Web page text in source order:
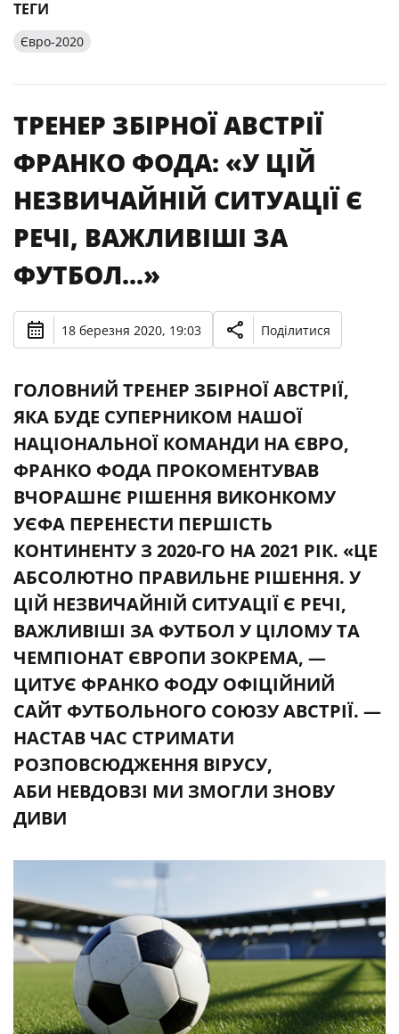
ТЕГИ
Євро-2020
ТРЕНЕР ЗБІРНОЇ АВСТРІЇ
ФРАНКО ФОДА: «У ЦІЙ
НЕЗВИЧАЙНІЙ СИТУАЦІЇ Є
РЕЧІ, ВАЖЛИВІШІ ЗА
ФУТБОЛ...»
18 березня 2020, 19:03 Поділитися
ГОЛОВНИЙ ТРЕНЕР ЗБІРНОЇ АВСТРІЇ,
ЯКА БУДЕ СУПЕРНИКОМ НАШОЇ
НАЦІОНАЛЬНОЇ КОМАНДИ НА ЄВРО,
ФРАНКО ФОДА ПРОКОМЕНТУВАВ
ВЧОРАШНЄ РІШЕННЯ ВИКОНКОМУ
УЄФА ПЕРЕНЕСТИ ПЕРШІСТЬ
КОНТИНЕНТУ З 2020-ГО НА 2021 РІК. «ЦЕ
АБСОЛЮТНО ПРАВИЛЬНЕ РІШЕННЯ. У
ЦІЙ НЕЗВИЧАЙНІЙ СИТУАЦІЇ Є РЕЧІ,
ВАЖЛИВІШІ ЗА ФУТБОЛ У ЦІЛОМУ ТА
ЧЕМПІОНАТ ЄВРОПИ ЗОКРЕМА, —
ЦИТУЄ ФРАНКО ФОДУ ОФІЦІЙНИЙ
САЙТ ФУТБОЛЬНОГО СОЮЗУ АВСТРІЇ. —
НАСТАВ ЧАС СТРИМАТИ
РОЗПОВСЮДЖЕННЯ ВІРУСУ,
АБИ НЕВДОВЗІ МИ ЗМОГЛИ ЗНОВУ
ДИВИ